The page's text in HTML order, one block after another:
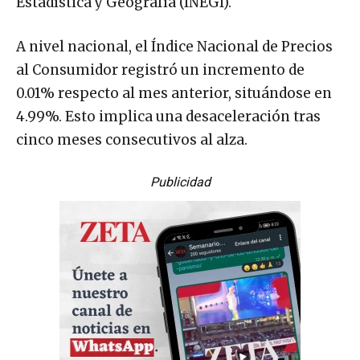
A nivel nacional, el Índice Nacional de Precios
al Consumidor registró un incremento de
0.01% respecto al mes anterior, situándose en
4.99%. Esto implica una desaceleración tras
cinco meses consecutivos al alza.
Publicidad